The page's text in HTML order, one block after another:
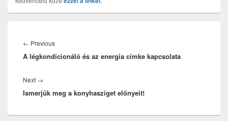
navigáció
← PreviousPrevious
post:
A légkondicionáló és az energia címke kapcsolata
Next →
post:
Ismerjük meg a konyhasziget előnyeit!